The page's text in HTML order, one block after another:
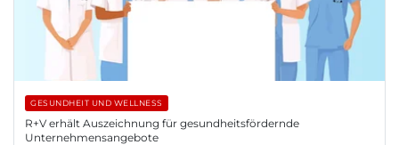
GESUNDHEIT UND WELLNESS
R+V erhält Auszeichnung für gesundheitsfördernde
Unternehmensangebote